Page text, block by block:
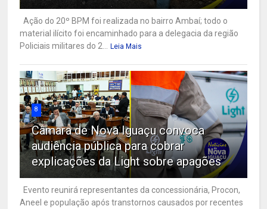
Ação do 20º BPM foi realizada no bairro Ambaí; todo o
material ilícito foi encaminhado para a delegacia da região
Policiais militares do 2...
Leia Mais
8
Câmara de Nova Iguaçu convoca
audiência pública para cobrar
explicações da Light sobre apagões
Evento reunirá representantes da concessionária, Procon,
Aneel e população após transtornos causados por recentes